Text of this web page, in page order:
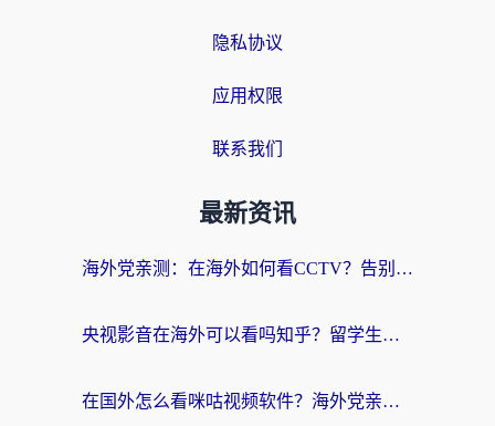
隐私协议
应用权限
联系我们
最新资讯
海外党亲测：在海外如何看CCTV？告别“仅限大陆播放”的实用指南
央视影音在海外可以看吗知乎？留学生亲测：3步解决地域限制+追剧自由
在国外怎么看咪咕视频软件？海外党亲测有效的回国加速方案